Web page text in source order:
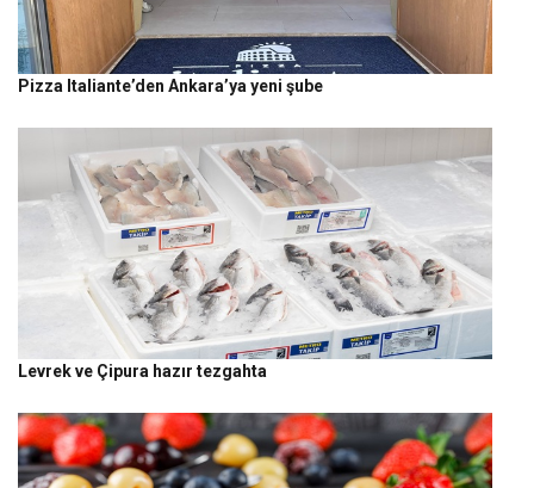
Pizza Italiante’den Ankara’ya yeni şube
Levrek ve Çipura hazır tezgahta